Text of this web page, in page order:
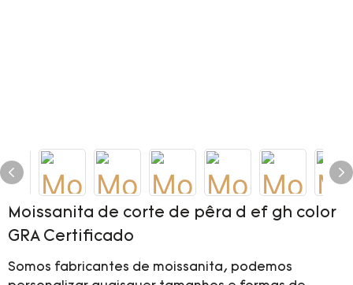
Moissanita de corte de pêra d ef gh color
GRA Certificado
Somos fabricantes de moissanita, podemos